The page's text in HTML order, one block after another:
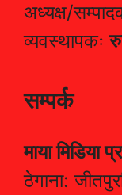
अध्यक्ष/
व्यवस्थापकः
सम्पर्क
माया मिडिया
ठेगाना: